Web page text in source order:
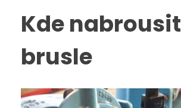
Kde nabrousit
brusle